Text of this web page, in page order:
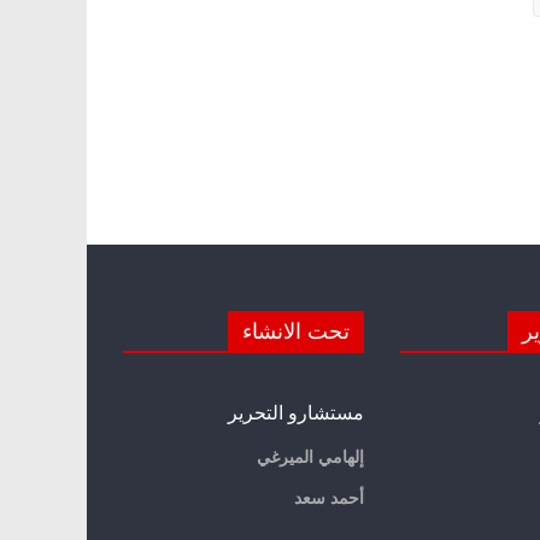
تحت الانشاء
مستشارو التحرير
إلهامي الميرغي
أحمد سعد